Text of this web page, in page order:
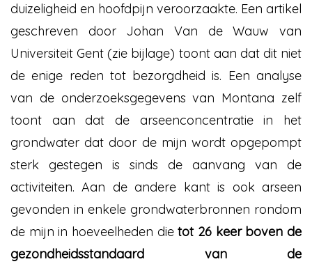
duizeligheid en hoofdpijn veroorzaakte. Een artikel
geschreven door Johan Van de Wauw van
Universiteit Gent (zie bijlage) toont aan dat dit niet
de enige reden tot bezorgdheid is. Een analyse
van de onderzoeksgegevens van Montana zelf
toont aan dat de arseenconcentratie in het
grondwater dat door de mijn wordt opgepompt
sterk gestegen is sinds de aanvang van de
activiteiten. Aan de andere kant is ook arseen
gevonden in enkele grondwaterbronnen rondom
de mijn in hoeveelheden dietot 26 keer boven de
gezondheidsstandaard van de